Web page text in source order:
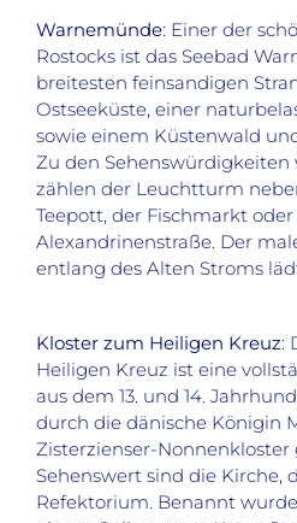
Warnemünde: Einer der
Rostocks ist das Seebad
breitesten feinsandigen
Ostseeküste, einer
sowie einem Küstenwald
Zu den
zählen der Leuchtturm
Teepott, der Fischmarkt
Alexandrinenstraße. Der
entlang des Alten Stroms
Kloster zum Heiligen Kreuz:
Heiligen Kreuz ist eine
aus dem 13. und 14.
durch die dänische Königin
Zisterzienser-
Sehenswert sind die Kirche,
Refektorium. Benannt